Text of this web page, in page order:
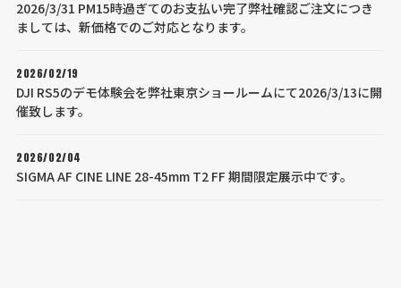
2026/3/31 PM15時過ぎてのお支払い完了弊社確認ご注文につき
ましては、新価格でのご対応となります。
2026/02/19
DJI RS5のデモ体験会を弊社東京ショールームにて2026/3/13に開
催致します。
2026/02/04
SIGMA AF CINE LINE 28-45mm T2 FF 期間限定展示中です。